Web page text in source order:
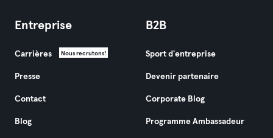
Entreprise
Carrières Nous recrutons!
Presse
Contact
Blog
B2B
Sport d'entreprise
Devenir partenaire
Corporate Blog
Programme Ambassadeur